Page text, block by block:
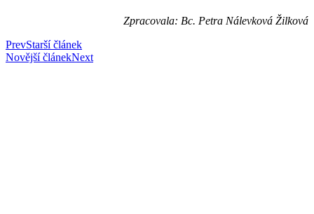
Zpracovala: Bc. Petra Nálevková Žilková
PrevStarší článek
Novější článekNext